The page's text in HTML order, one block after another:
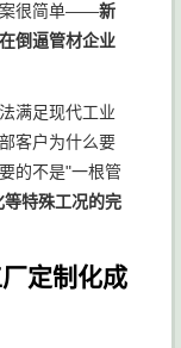
案很简单——新
倒逼管材企业
满足现代工业
客户为什么要
的不是"一根管
特殊工况的完
定制化成